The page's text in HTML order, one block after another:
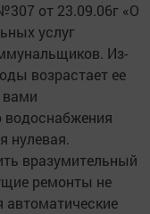
от 23.09.06г «О
услуг
Из-
возрастает ее
вами
водоснабжения
нулевая.
вразумительный
ремонты не
автоматические